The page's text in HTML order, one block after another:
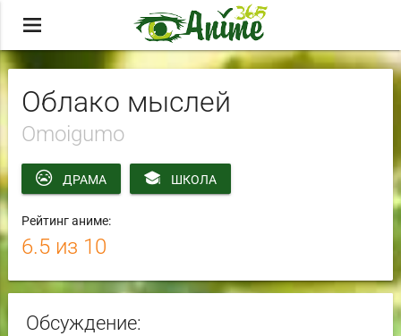
menu
Облако мыслей
Omoigumo
ДРАМА ШКОЛА
Рейтинг аниме:
6.5из 10
Обсуждение: